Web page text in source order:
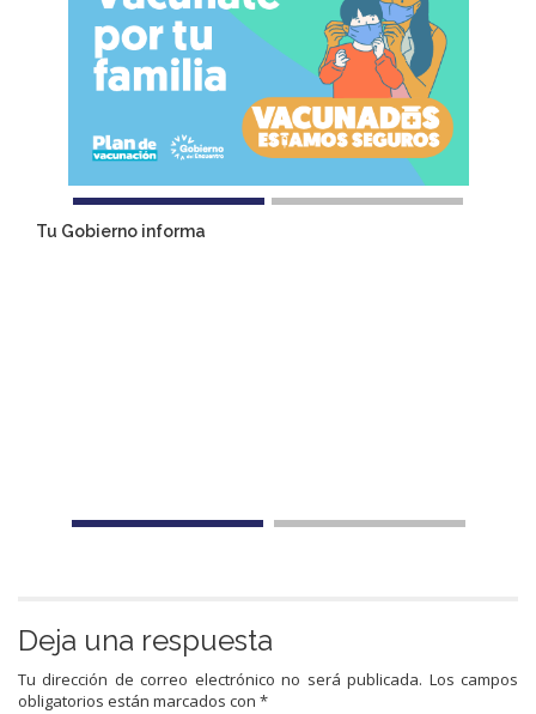
Tu Gobierno informa
Deja una respuesta
Tu dirección de correo electrónico no será publicada. Los campos
obligatorios están marcados con *